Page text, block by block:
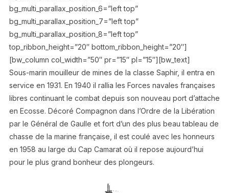
bg_multi_parallax_position_6=”left top”
bg_multi_parallax_position_7=”left top”
bg_multi_parallax_position_8=”left top”
top_ribbon_height=”20″ bottom_ribbon_height=”20″]
[bw_column col_width=”50″ pr=”15″ pl=”15″][bw_text]
Sous-marin mouilleur de mines de la classe Saphir, il entra en
service en 1931. En 1940 il rallia les Forces navales françaises
libres continuant le combat depuis son nouveau port d’attache
en Ecosse. Décoré Compagnon dans l’Ordre de la Libération
par le Général de Gaulle et fort d’un des plus beau tableau de
chasse de la marine française, il est coulé avec les honneurs
en 1958 au large du Cap Camarat où il repose aujourd’hui
pour le plus grand bonheur des plongeurs.